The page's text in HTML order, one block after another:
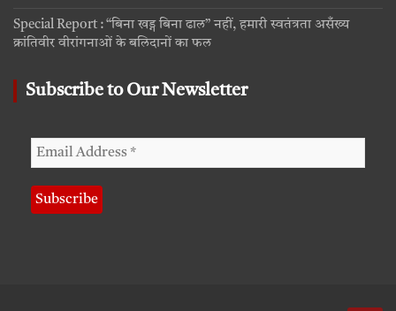
Special Report : “बिना खड्ग बिना ढाल” नहीं, हमारी स्वतंत्रता असँख्य
क्रांतिवीर वीरांगनाओं के बलिदानों का फल
Subscribe to Our Newsletter